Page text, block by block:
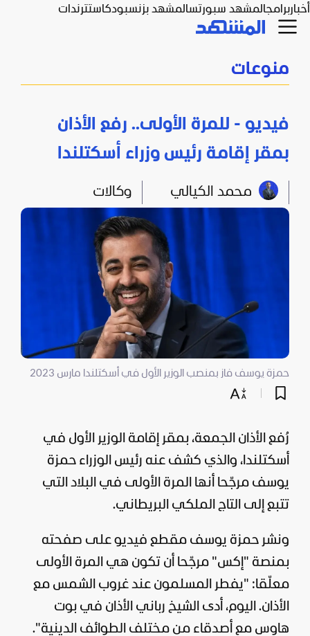
أخباربرامجالمشهد سبورتسالمشهد بزنسبودكاستترندات
منوعات
فيديو - للمرة الأولى.. رفع الأذان
بمقر إقامة رئيس وزراء أسكتلندا
محمد الكيالي وكالات
حمزة يوسف فاز بمنصب الوزير الأول في أسكتلندا مارس 2023
رُفع الأذان الجمعة، بمقر إقامة الوزير الأول في
أسكتلندا، والذي كشف عنه رئيس الوزراء حمزة
يوسف مرجّحا أنها المرة الأولى في البلاد التي
تتبع إلى التاج الملكي البريطاني.
ونشر حمزة يوسف مقطع فيديو على صفحته
بمنصة "إكس" مرجّحا أن تكون هي المرة الأولى
معلّقا: "يفطر المسلمون عند غروب الشمس مع
الأذان. اليوم، أدى الشيخ رباني الأذان في بوت
هاوس مع أصدقاء من مختلف الطوائف الدينية".